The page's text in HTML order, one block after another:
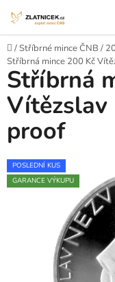
Domů
/Stříbrné mince ČNB /
Stříbrná mince 200 Kč
Stříbrná
Vítězslav
proof
POSLEDNÍ KUS
GARANCE VÝKUPU